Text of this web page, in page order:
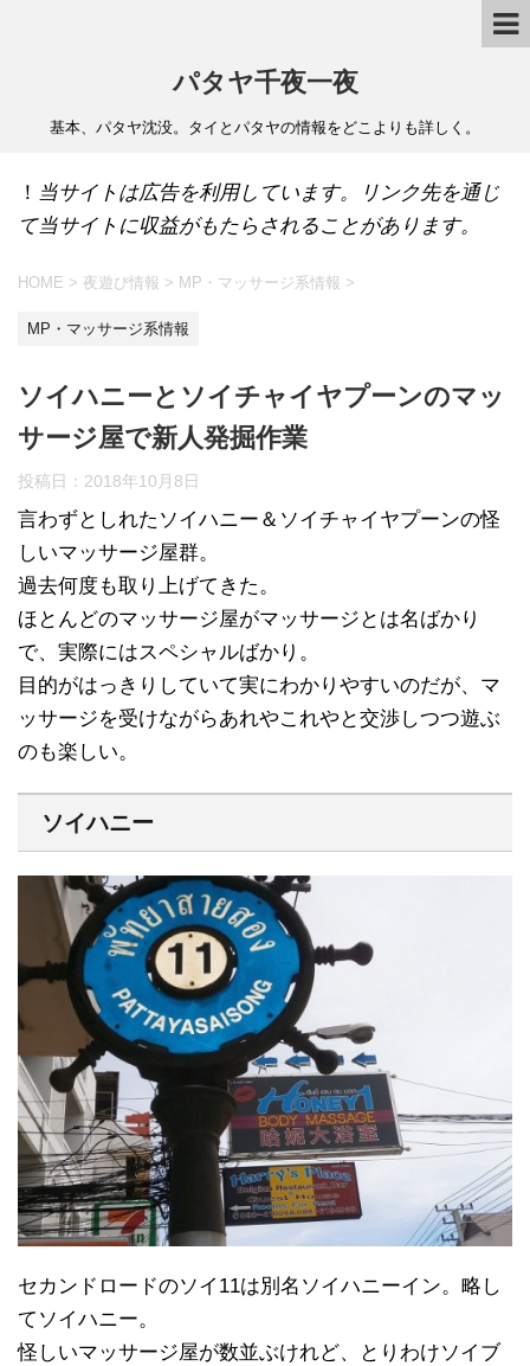
パタヤ千夜一夜
基本、パタヤ沈没。タイとパタヤの情報をどこよりも詳しく。
！ 当サイトは広告を利用しています。リンク先を通じ
て当サイトに収益がもたらされることがあります。
HOME > 夜遊び情報 > MP・マッサージ系情報 >
MP・マッサージ系情報
ソイハニーとソイチャイヤプーンのマッ
サージ屋で新人発掘作業
投稿日： 2018年10月8日
言わずとしれたソイハニー＆ソイチャイヤプーンの怪
しいマッサージ屋群。
過去何度も取り上げてきた。
ほとんどのマッサージ屋がマッサージとは名ばかり
で、実際にはスペシャルばかり。
目的がはっきりしていて実にわかりやすいのだが、マ
ッサージを受けながらあれやこれやと交渉しつつ遊ぶ
のも楽しい。
ソイハニー
セカンドロードのソイ11は別名ソイハニーイン。略し
てソイハニー。
怪しいマッサージ屋が数並ぶけれど、とりわけソイブ